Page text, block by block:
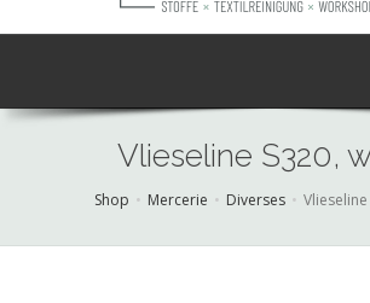
Vlieseline S320,
Shop Mercerie Diverses